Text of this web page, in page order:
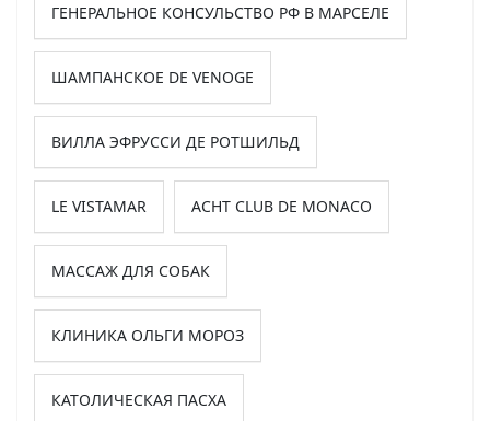
ГЕНЕРАЛЬНОЕ КОНСУЛЬСТВО РФ В МАРСЕЛЕ
ШАМПАНСКОЕ DE VENOGE
ВИЛЛА ЭФРУССИ ДЕ РОТШИЛЬД
LE VISTAMAR ACHT CLUB DE MONACO
МАССАЖ ДЛЯ СОБАК
КЛИНИКА ОЛЬГИ МОРОЗ
КАТОЛИЧЕСКАЯ ПАСХА